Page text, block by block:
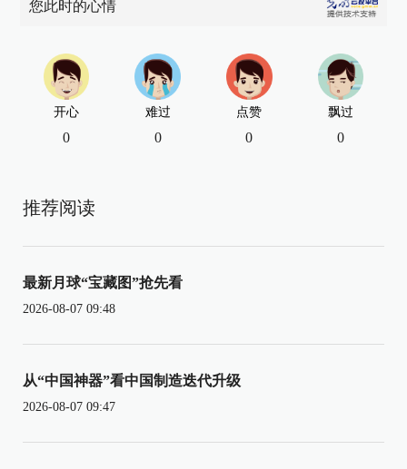
您此时的心情
开心
0
难过
0
点赞
0
飘过
0
推荐阅读
最新月球“宝藏图”抢先看
2026-08-07 09:48
从“中国神器”看中国制造迭代升级
2026-08-07 09:47